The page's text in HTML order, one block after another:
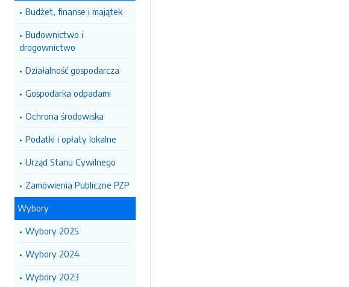
Budżet, finanse i majątek
Budownictwo i
drogownictwo
Działalność gospodarcza
Gospodarka odpadami
Ochrona środowiska
Podatki i opłaty lokalne
Urząd Stanu Cywilnego
Zamówienia Publiczne PZP
Wybory
Wybory 2025
Wybory 2024
Wybory 2023